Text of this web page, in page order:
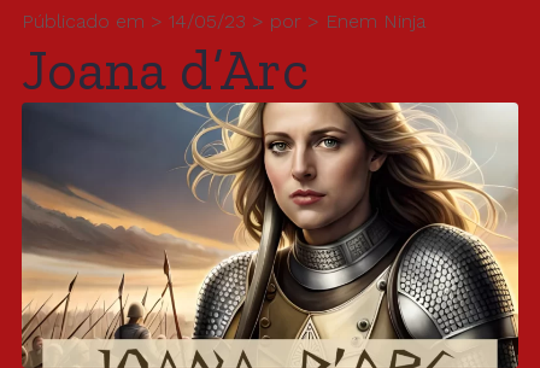
Públicado em > 14/05/23 > por > Enem Ninja
Joana d’Arc